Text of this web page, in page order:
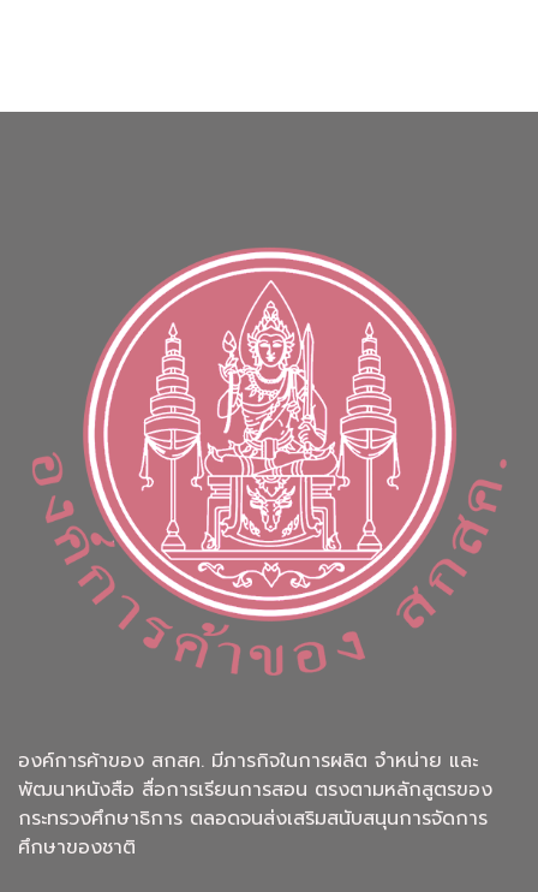
องค์การค้าของ สกสค. มีภารกิจในการผลิต จำหน่าย และ
พัฒนาหนังสือ สื่อการเรียนการสอน ตรงตามหลักสูตรของ
กระทรวงศึกษาธิการ ตลอดจนส่งเสริมสนับสนุนการจัดการ
ศึกษาของชาติ